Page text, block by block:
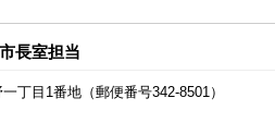
長室担当
丁目1番地（郵便番号342-8501）